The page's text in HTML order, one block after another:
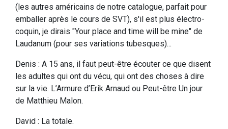
(les autres américains de notre catalogue, parfait pour
emballer après le cours de SVT), s'il est plus électro-
coquin, je dirais "Your place and time will be mine" de
Laudanum (pour ses variations tubesques)...
Denis : A 15 ans, il faut peut-être écouter ce que disent
les adultes qui ont du vécu, qui ont des choses à dire
sur la vie. L’Armure d’Erik Arnaud ou Peut-être Un jour
de Matthieu Malon.
David : La totale.